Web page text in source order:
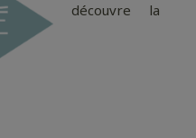
découvre la